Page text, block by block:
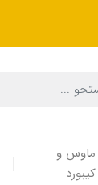
ماوس و
کیبورد